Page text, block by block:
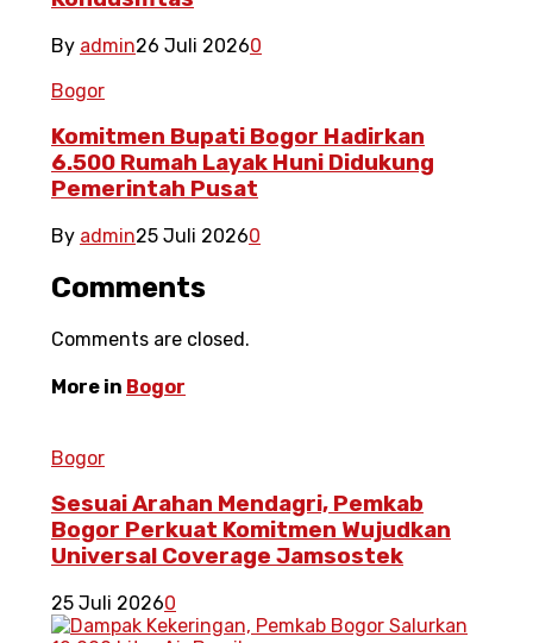
By admin26 Juli 20260
Bogor
Komitmen Bupati Bogor Hadirkan
6.500 Rumah Layak Huni Didukung
Pemerintah Pusat
By admin25 Juli 20260
Comments
Comments are closed.
More in Bogor
Bogor
Sesuai Arahan Mendagri, Pemkab
Bogor Perkuat Komitmen Wujudkan
Universal Coverage Jamsostek
25 Juli 20260